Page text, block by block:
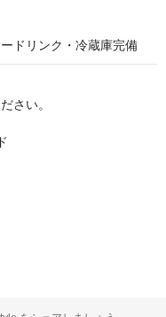
ドリンク・冷蔵庫完備
さい。